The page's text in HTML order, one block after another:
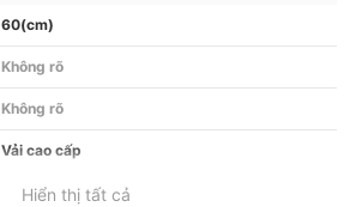
60(cm)
Không rõ
Không rõ
Vải cao cấp
Hiển thị tất cả